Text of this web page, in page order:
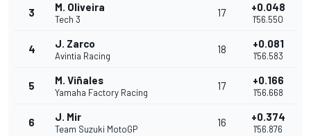
3 M. Oliveira
Tech 3
17 +0.048
1'56.550
4 J. Zarco
Avintia Racing
18 +0.081
1'56.583
5 M. Viñales
Yamaha Factory Racing
17 +0.166
1'56.668
6 J. Mir
Team Suzuki MotoGP
16 +0.374
1'56.876